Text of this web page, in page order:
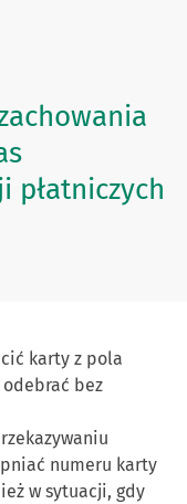
płatniczych
karty z pola
bez
numeru karty
w sytuacji, gdy